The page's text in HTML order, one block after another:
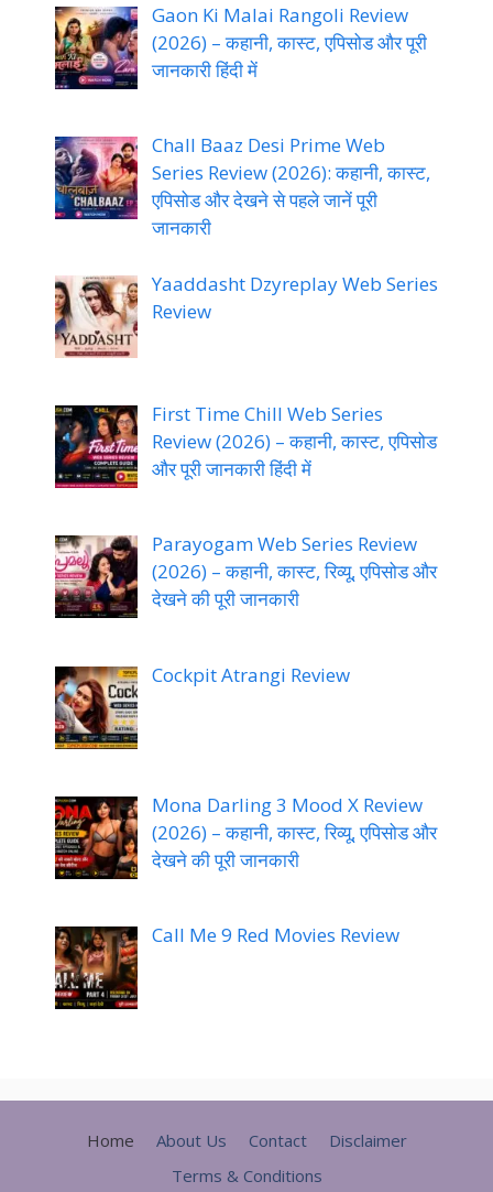
Gaon Ki Malai Rangoli Review
(2026) – कहानी, कास्ट, एपिसोड और पूरी
जानकारी हिंदी में
Chall Baaz Desi Prime Web
Series Review (2026): कहानी, कास्ट,
एपिसोड और देखने से पहले जानें पूरी
जानकारी
Yaaddasht Dzyreplay Web Series
Review
First Time Chill Web Series
Review (2026) – कहानी, कास्ट, एपिसोड
और पूरी जानकारी हिंदी में
Parayogam Web Series Review
(2026) – कहानी, कास्ट, रिव्यू, एपिसोड और
देखने की पूरी जानकारी
Cockpit Atrangi Review
Mona Darling 3 Mood X Review
(2026) – कहानी, कास्ट, रिव्यू, एपिसोड और
देखने की पूरी जानकारी
Call Me 9 Red Movies Review
Home About Us Contact
Disclaimer
Terms & Conditions